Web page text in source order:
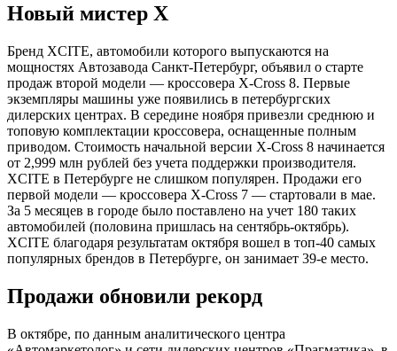
Новый мистер Х
Бренд XCITE, автомобили которого выпускаются на
мощностях Автозавода Санкт-Петербург, объявил о старте
продаж второй модели — кроссовера X-Cross 8. Первые
экземпляры машины уже появились в петербургских
дилерских центрах. В середине ноября привезли среднюю и
топовую комплектации кроссовера, оснащенные полным
приводом. Стоимость начальной версии X-Cross 8 начинается
от 2,999 млн рублей без учета поддержки производителя.
XCITE в Петербурге не слишком популярен. Продажи его
первой модели — кроссовера X-Cross 7 — стартовали в мае.
За 5 месяцев в городе было поставлено на учет 180 таких
автомобилей (половина пришлась на сентябрь-октябрь).
XCITE благодаря результатам октября вошел в топ-40 самых
популярных брендов в Петербурге, он занимает 39-е место.
Продажи обновили рекорд
В октябре, по данным аналитического центра